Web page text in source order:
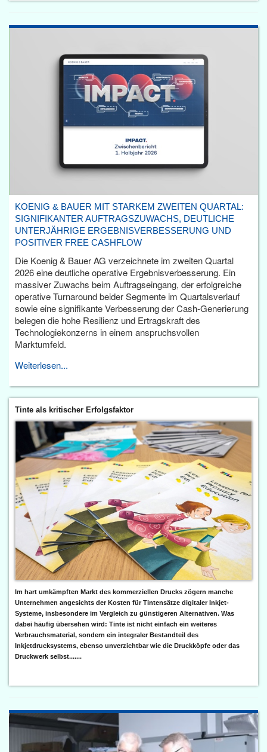
KOENIG & BAUER MIT STARKEM ZWEITEN QUARTAL:
SIGNIFIKANTER AUFTRAGSZUWACHS, DEUTLICHE
UNTERJÄHRIGE ERGEBNISVERBESSERUNG UND
POSITIVER FREE CASHFLOW
Die Koenig & Bauer AG verzeichnete im zweiten Quartal
2026 eine deutliche operative Ergebnisverbesserung. Ein
massiver Zuwachs beim Auftragseingang, der erfolgreiche
operative Turnaround beider Segmente im Quartalsverlauf
sowie eine signifikante Verbesserung der Cash-Generierung
belegen die hohe Resilienz und Ertragskraft des
Technologiekonzerns in einem anspruchsvollen
Marktumfeld.
Weiterlesen...
Tinte als kritischer Erfolgsfaktor
Im hart umkämpften Markt des kommerziellen Drucks zögern manche
Unternehmen angesichts der Kosten für Tintensätze digitaler Inkjet-
Systeme, insbesondere im Vergleich zu günstigeren Alternativen. Was
dabei häufig übersehen wird: Tinte ist nicht einfach ein weiteres
Verbrauchsmaterial, sondern ein integraler Bestandteil des
Inkjetdrucksystems, ebenso unverzichtbar wie die Druckköpfe oder das
Druckwerk selbst.......